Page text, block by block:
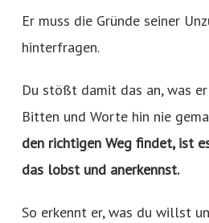
Er muss die Gründe seiner
hinterfragen.
Du stößt damit das an, was
Bitten und Worte hin nie
den richtigen Weg findet, ist
das lobst und anerkennst.
So erkennt er, was du willst